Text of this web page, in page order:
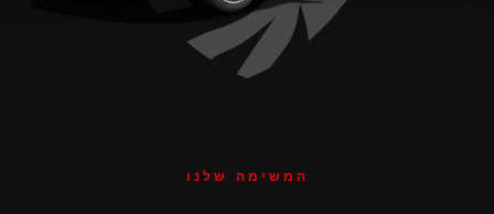
המשימה שלנו